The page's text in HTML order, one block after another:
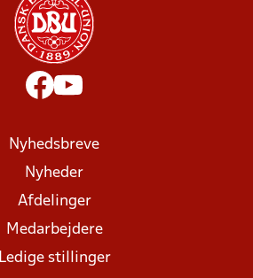
Nyhedsbreve
Nyheder
Afdelinger
Medarbejdere
Ledige stillinger